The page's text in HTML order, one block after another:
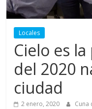
Locales
Cielo es
del 2020
ciudad
2 enero, 2020 Cuna